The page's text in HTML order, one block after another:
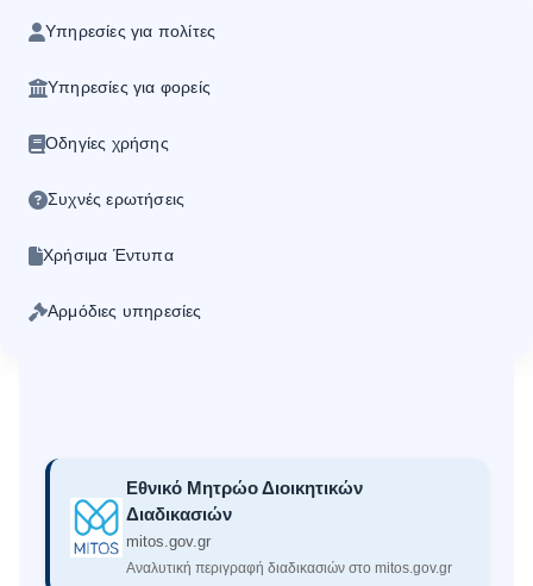
Μητρώου (ΕΠΜ), ενεργό λογαριασμό
30/09/2026
. Μετά την ημερομηνία
θα πραγματοποιείται αποκλειστικά με
Δημόσιας Διοίκησης.
Για τον λόγο αυτό,οι Φορείς για τις
Υπηρεσίες για πολίτες
Υπηρεσίες για φορείς
Οδηγίες χρήσης
Συχνές ερωτήσεις
Χρήσιμα Έντυπα
Αρμόδιες υπηρεσίες
Εθνικό Μητρώο Διοικητικών
Διαδικασιών
mitos.gov.gr
Αναλυτική περιγραφή διαδικασιών στο mitos.gov.gr